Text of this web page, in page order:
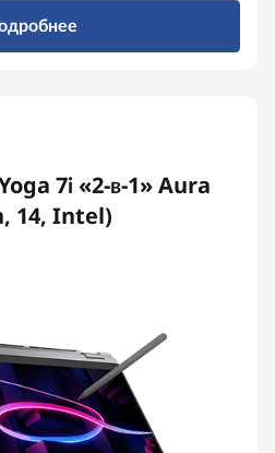
7i «2-в-1» Aura
14, Intel)